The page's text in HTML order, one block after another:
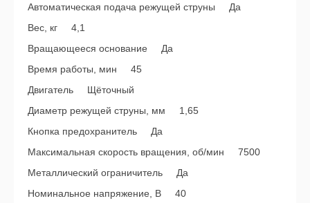
Автоматическая подача режущей струны Да
Вес, кг 4,1
Вращающееся основание Да
Время работы, мин 45
Двигатель Щёточный
Диаметр режущей струны, мм 1,65
Кнопка предохранитель Да
Максимальная скорость вращения, об/мин 7500
Металлический ограничитель Да
Номинальное напряжение, В 40